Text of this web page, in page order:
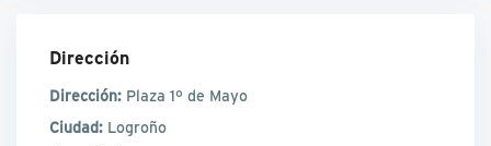
Dirección
Dirección: Plaza 1º de Mayo
Ciudad: Logroño